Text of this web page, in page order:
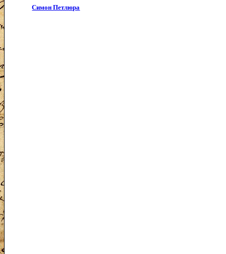
Симон Петлюра